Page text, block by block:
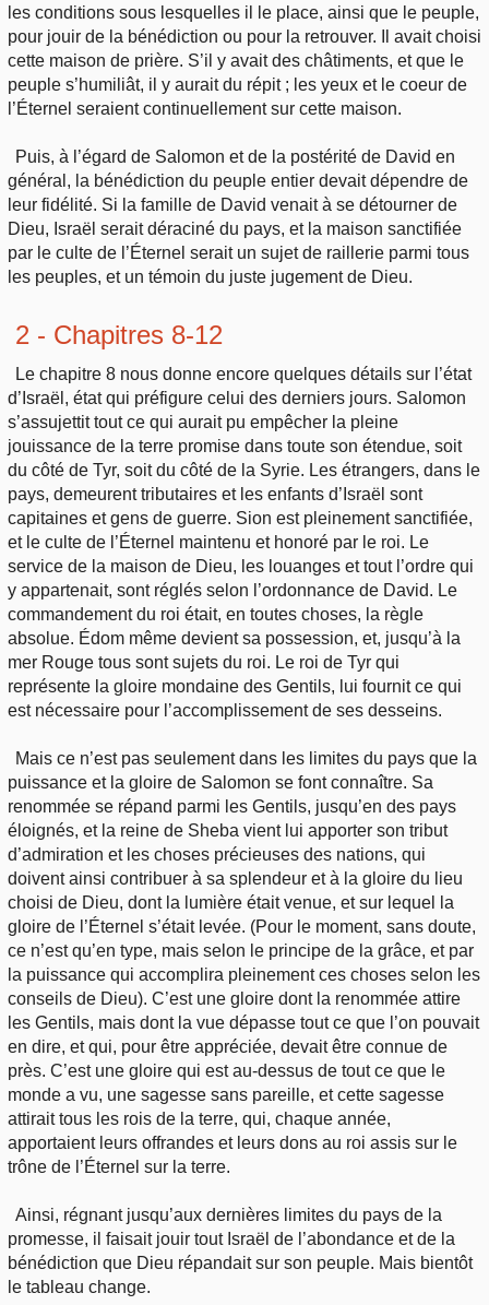
les conditions sous lesquelles il le place, ainsi que le peuple,
pour jouir de la bénédiction ou pour la retrouver. Il avait choisi
cette maison de prière. S’il y avait des châtiments, et que le
peuple s’humiliât, il y aurait du répit ; les yeux et le coeur de
l’Éternel seraient continuellement sur cette maison.
Puis, à l’égard de Salomon et de la postérité de David en
général, la bénédiction du peuple entier devait dépendre de
leur fidélité. Si la famille de David venait à se détourner de
Dieu, Israël serait déraciné du pays, et la maison sanctifiée
par le culte de l’Éternel serait un sujet de raillerie parmi tous
les peuples, et un témoin du juste jugement de Dieu.
2 - Chapitres 8-12
Le chapitre 8 nous donne encore quelques détails sur l’état
d’Israël, état qui préfigure celui des derniers jours. Salomon
s’assujettit tout ce qui aurait pu empêcher la pleine
jouissance de la terre promise dans toute son étendue, soit
du côté de Tyr, soit du côté de la Syrie. Les étrangers, dans le
pays, demeurent tributaires et les enfants d’Israël sont
capitaines et gens de guerre. Sion est pleinement sanctifiée,
et le culte de l’Éternel maintenu et honoré par le roi. Le
service de la maison de Dieu, les louanges et tout l’ordre qui
y appartenait, sont réglés selon l’ordonnance de David. Le
commandement du roi était, en toutes choses, la règle
absolue. Édom même devient sa possession, et, jusqu’à la
mer Rouge tous sont sujets du roi. Le roi de Tyr qui
représente la gloire mondaine des Gentils, lui fournit ce qui
est nécessaire pour l’accomplissement de ses desseins.
Mais ce n’est pas seulement dans les limites du pays que la
puissance et la gloire de Salomon se font connaître. Sa
renommée se répand parmi les Gentils, jusqu’en des pays
éloignés, et la reine de Sheba vient lui apporter son tribut
d’admiration et les choses précieuses des nations, qui
doivent ainsi contribuer à sa splendeur et à la gloire du lieu
choisi de Dieu, dont la lumière était venue, et sur lequel la
gloire de l’Éternel s’était levée. (Pour le moment, sans doute,
ce n’est qu’en type, mais selon le principe de la grâce, et par
la puissance qui accomplira pleinement ces choses selon les
conseils de Dieu). C’est une gloire dont la renommée attire
les Gentils, mais dont la vue dépasse tout ce que l’on pouvait
en dire, et qui, pour être appréciée, devait être connue de
près. C’est une gloire qui est au-dessus de tout ce que le
monde a vu, une sagesse sans pareille, et cette sagesse
attirait tous les rois de la terre, qui, chaque année,
apportaient leurs offrandes et leurs dons au roi assis sur le
trône de l’Éternel sur la terre.
Ainsi, régnant jusqu’aux dernières limites du pays de la
promesse, il faisait jouir tout Israël de l’abondance et de la
bénédiction que Dieu répandait sur son peuple. Mais bientôt
le tableau change.